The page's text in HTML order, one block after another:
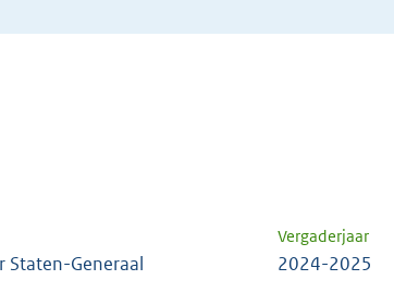
Vergaderjaar
Staten-Generaal 2024-2025